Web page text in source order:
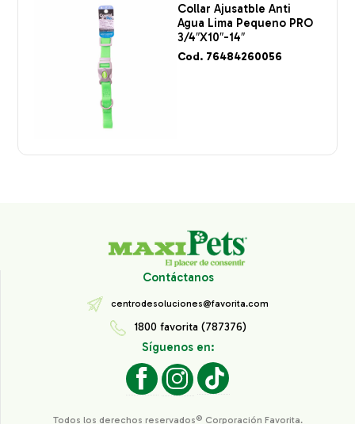
Collar Ajusatble Anti
Agua Lima Pequeno PRO
3/4″X10″-14″
Cod. 76484260056
Contáctanos
centrodesoluciones@favorita.com
1800 favorita (787376)
Síguenos en:
Todos los derechos reservados® Corporación Favorita.